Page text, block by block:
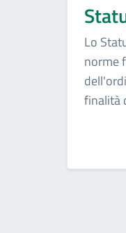
Lo
norme
finalità